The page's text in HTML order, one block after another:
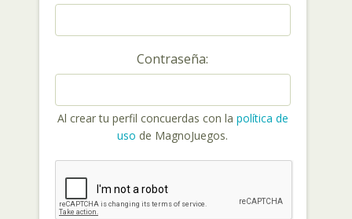
Contraseña:
Al crear tu perfil concuerdas con la política de
uso de MagnoJuegos.